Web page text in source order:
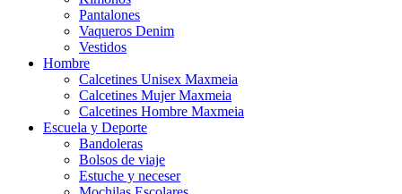
Pantalones
Vaqueros Denim
Vestidos
Hombre
Calcetines Unisex Maxmeia
Calcetines Mujer Maxmeia
Calcetines Hombre Maxmeia
Escuela y Deporte
Bandoleras
Bolsos de viaje
Estuche y neceser